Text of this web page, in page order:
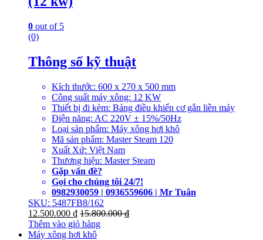
0 out of 5
(0)
Thông số kỹ thuật
Kích thước: 600 x 270 x 500 mm
Công suất máy xông: 12 KW
Thiết bị đi kèm: Bảng điều khiển cơ gắn liền máy
Điện năng: AC 220V ± 15%/50Hz
Loại sản phẩm: Máy xông hơi khô
Mã sản phẩm: Master Steam 120
Xuất Xứ: Việt Nam
Thương hiệu: Master Steam
Gặp vấn đề?
Gọi cho chúng tôi 24/7!
0982930059 | 0936559606 | Mr Tuân
SKU: 5487FB8/162
12.500.000 ₫ 15.800.000₫
Thêm vào giỏ hàng
Máy xông hơi khô